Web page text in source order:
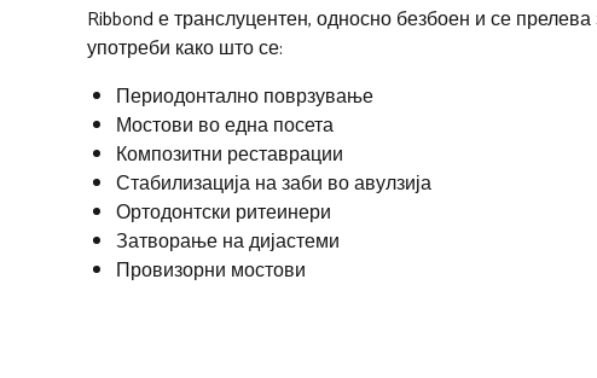
Ribbond е транслуцентен, односно безбоен и се
употреби како што се:
Периодонтално поврзување
Мостови во една посета
Композитни реставрации
Стабилизација на заби во авулзија
Ортодонтски ритеинери
Затворање на дијастеми
Провизорни мостови